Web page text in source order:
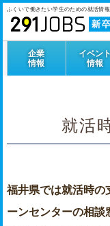
ふくいで働きたい学生のための就活情
企業
情報
イベント
情報
就活
福井県では就活時の
ーンセンターの相談